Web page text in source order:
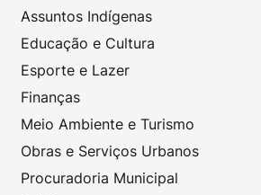
Assuntos Indígenas
Educação e Cultura
Esporte e Lazer
Finanças
Meio Ambiente e Turismo
Obras e Serviços Urbanos
Procuradoria Municipal